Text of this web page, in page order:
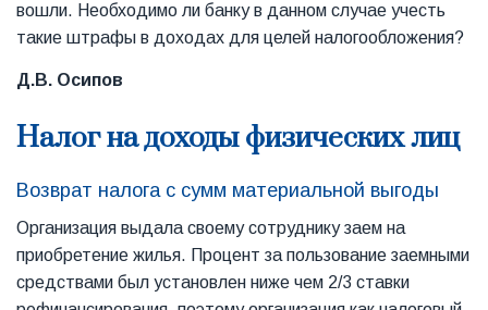
вошли. Необходимо ли банку в данном случае учесть
такие штрафы в доходах для целей налогообложения?
Д.В. Осипов
Налог на доходы физических лиц
Возврат налога с сумм материальной выгоды
Организация выдала своему сотруднику заем на
приобретение жилья. Процент за пользование заемными
средствами был установлен ниже чем 2/3 ставки